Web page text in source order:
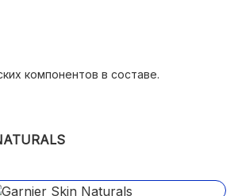
компонентов в составе.